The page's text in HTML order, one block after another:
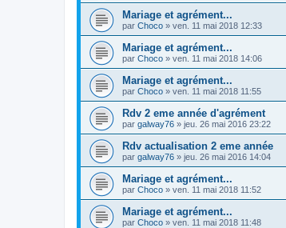
Mariage et agrément...
par Choco » ven. 11 mai 2018 12:33
Mariage et agrément...
par Choco » ven. 11 mai 2018 14:06
Mariage et agrément...
par Choco » ven. 11 mai 2018 11:55
Rdv 2 eme année d'agrément
par galway76 » jeu. 26 mai 2016 23:22
Rdv actualisation 2 eme année
par galway76 » jeu. 26 mai 2016 14:04
Mariage et agrément...
par Choco » ven. 11 mai 2018 11:52
Mariage et agrément...
par Choco » ven. 11 mai 2018 11:48